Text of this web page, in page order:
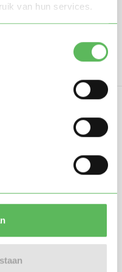
van hun services.
opgericht
te